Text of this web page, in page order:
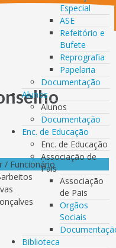
Especial
ASE
Refeitório e
Bufete
Reprografia
Papelaria
Documentação
Alunos
Alunos
Documentação
Enc. de Educação
Enc. de Educação
Associação de
Pais
Associação
de Pais
Orgãos
Sociais
Biblioteca
/ Funcionário